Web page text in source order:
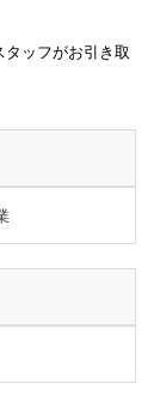
ッフがお引き取